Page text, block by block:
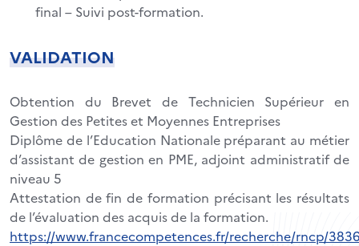
final – Suivi post-formation.
VALIDATION
Obtention du Brevet de Technicien Supérieur en
Gestion des Petites et Moyennes Entreprises
Diplôme de l’Education Nationale préparant au métier
d’assistant de gestion en PME, adjoint administratif de
niveau 5
Attestation de fin de formation précisant les résultats
de l’évaluation des acquis de la formation.
https://www.francecompetences.fr/recherche/rncp/